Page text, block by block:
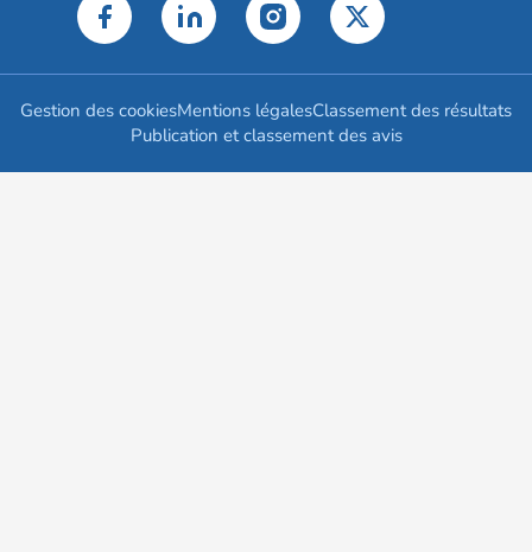
Gestion des cookiesMentions légalesClassement des résultats
Publication et classement des avis